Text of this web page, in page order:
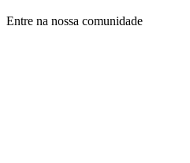
Entre na nossa comunidade